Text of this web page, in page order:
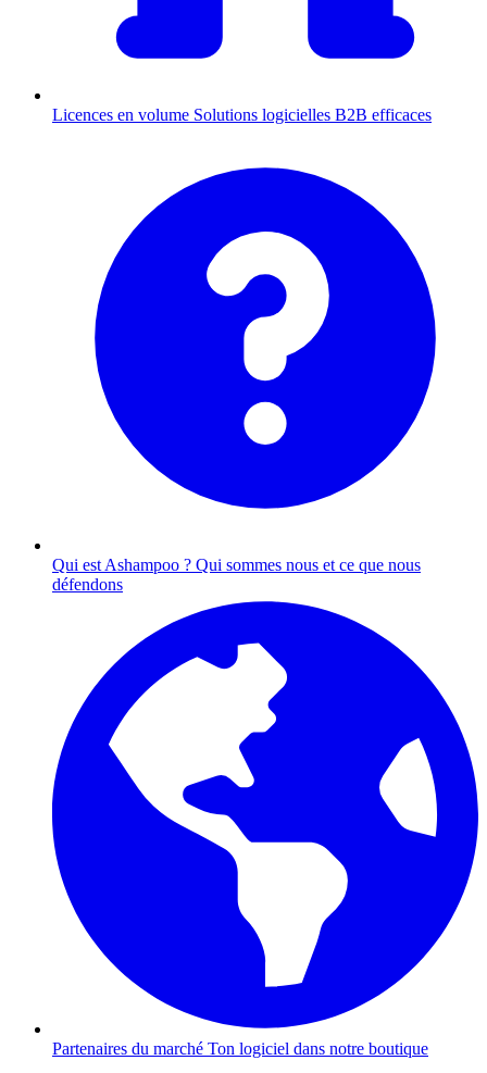
Licences en volume Solutions logicielles B2B efficaces
Qui est Ashampoo ? Qui sommes nous et ce que nous
défendons
Partenaires du marché Ton logiciel dans notre boutique